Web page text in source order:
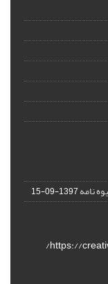
نامه1397-09-15
https://